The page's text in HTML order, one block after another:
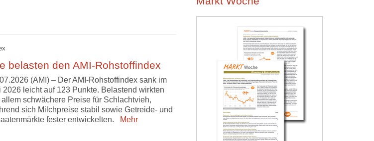
belasten den AMI-Rohstoffindex
(AMI) – Der AMI-Rohstoffindex sank im
2026 leicht auf 123 Punkte. Belastend wirkten
allem schwächere Preise für Schlachtvieh,
sich Milchpreise stabil sowie Getreide- und
fester entwickelten.
Mehr